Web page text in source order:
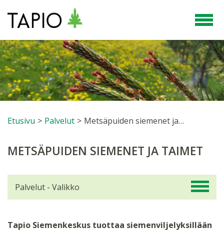
Etusivu > Palvelut > Metsäpuiden siemenet ja taimet
METSÄPUIDEN SIEMENET JA TAIMET
Tapio Siemenkeskus tuottaa siemenviljelyksillään
Palvelut - Valikko